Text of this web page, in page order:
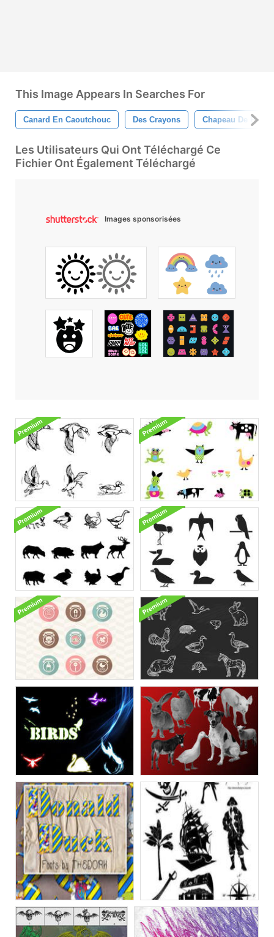
This Image Appears In Searches For
Canard En Caoutchouc Des Crayons Chapeau De Pirate
Les Utilisateurs Qui Ont Téléchargé Ce
Fichier Ont Également Téléchargé
Images sponsorisées